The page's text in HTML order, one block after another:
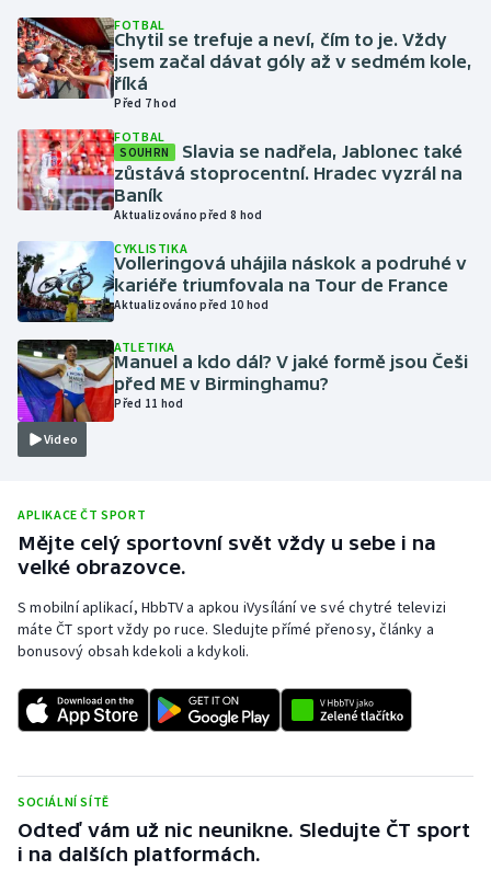
Krasobruslení
Lezení
Lyže a snowboard
Moderní pětiboj
Olympijské hry
Parasport
Plavání
Plážový volejbal
Rychlobruslení
Rychlostní kanoistika
Short track
Sportovní střelba
Triatlon
Veslování
FOTBAL
Chytil se trefuje a neví, čím to je. Vždy
jsem začal dávat góly až v sedmém kole,
říká
Před 7 hod
FOTBAL
SOUHRN
Slavia se nadřela, Jablonec také
zůstává stoprocentní. Hradec vyzrál na
Baník
Aktualizováno před 8 hod
CYKLISTIKA
Volleringová uhájila náskok a podruhé v
kariéře triumfovala na Tour de France
Aktualizováno před 10 hod
Video
ATLETIKA
Manuel a kdo dál? V jaké formě jsou Češi
před ME v Birminghamu?
Před 11 hod
APLIKACE ČT SPORT
Mějte celý sportovní svět vždy u sebe i na
velké obrazovce.
S mobilní aplikací, HbbTV a apkou iVysílání ve své chytré televizi
máte ČT sport vždy po ruce. Sledujte přímé přenosy, články a
bonusový obsah kdekoli a kdykoli.
SOCIÁLNÍ SÍTĚ
Odteď vám už nic neunikne. Sledujte ČT sport
i na dalších platformách.